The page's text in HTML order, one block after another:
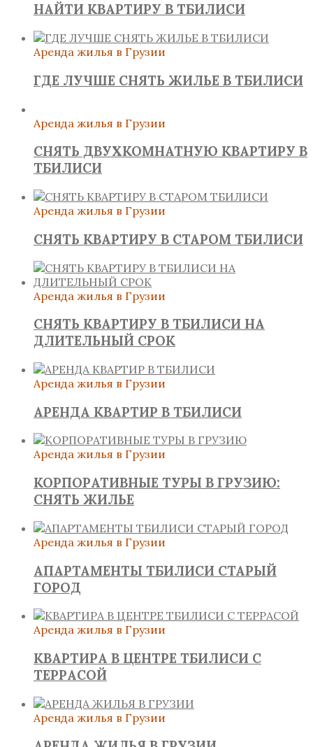
НАЙТИ КВАРТИРУ В ТБИЛИСИ
Аренда жилья в Грузии
ГДЕ ЛУЧШЕ СНЯТЬ ЖИЛЬЕ В ТБИЛИСИ
Аренда жилья в Грузии
СНЯТЬ ДВУХКОМНАТНУЮ КВАРТИРУ В
ТБИЛИСИ
Аренда жилья в Грузии
СНЯТЬ КВАРТИРУ В СТАРОМ ТБИЛИСИ
Аренда жилья в Грузии
СНЯТЬ КВАРТИРУ В ТБИЛИСИ НА
ДЛИТЕЛЬНЫЙ СРОК
Аренда жилья в Грузии
АРЕНДА КВАРТИР В ТБИЛИСИ
Аренда жилья в Грузии
КОРПОРАТИВНЫЕ ТУРЫ В ГРУЗИЮ:
СНЯТЬ ЖИЛЬЕ
Аренда жилья в Грузии
АПАРТАМЕНТЫ ТБИЛИСИ СТАРЫЙ
ГОРОД
Аренда жилья в Грузии
КВАРТИРА В ЦЕНТРЕ ТБИЛИСИ С
ТЕРРАСОЙ
Аренда жилья в Грузии